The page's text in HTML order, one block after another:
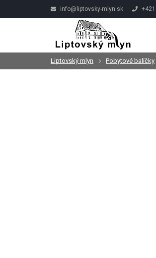
info@liptovsky-mlyn.sk
Liptovský mlyn Pobytové balíčky